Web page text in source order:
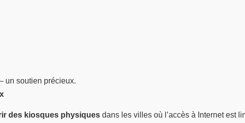
un soutien précieux.
des kiosques physiques dans les villes où l’accès à Internet est